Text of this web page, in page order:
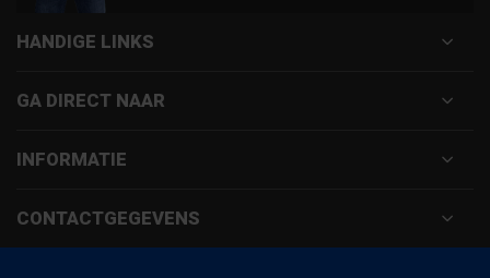
HANDIGE LINKS
GA DIRECT NAAR
INFORMATIE
CONTACTGEGEVENS